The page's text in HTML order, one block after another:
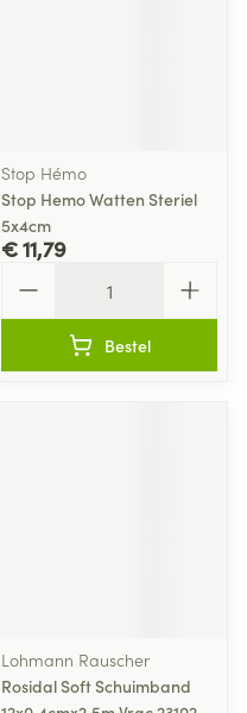
Stop Hémo
Stop Hemo Watten Steriel
5x4cm
€ 11,79
Bestel
Lohmann Rauscher
Rosidal Soft Schuimband